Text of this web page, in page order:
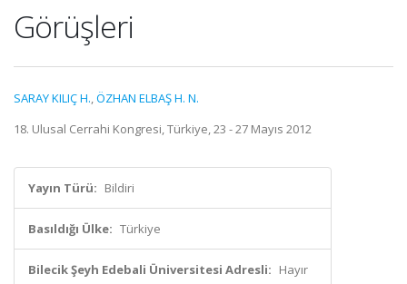
Görüşleri
SARAY KILIÇ H.,ÖZHAN ELBAŞ H. N.
18. Ulusal Cerrahi Kongresi, Türkiye, 23 - 27 Mayıs 2012
Yayın Türü: Bildiri
Basıldığı Ülke: Türkiye
Bilecik Şeyh Edebali Üniversitesi Adresli: Hayır